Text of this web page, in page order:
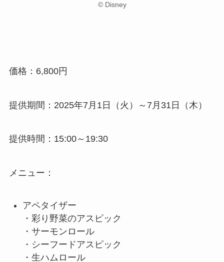
© Disney
価格：6,800円
提供期間：2025年7月1日（火）～7月31日（木）
提供時間：15:00～19:30
メニュー：
アペタイザー
・彩り野菜のアスピック
・サーモンロール
・シーフードアスピック
・生ハムロール